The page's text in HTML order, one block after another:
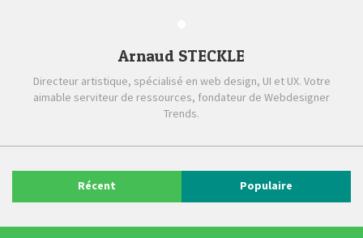
Arnaud STECKLE
Directeur artistique, spécialisé en web design, UI et UX. Votre
aimable serviteur de ressources, fondateur de Webdesigner
Trends.
Récent Populaire